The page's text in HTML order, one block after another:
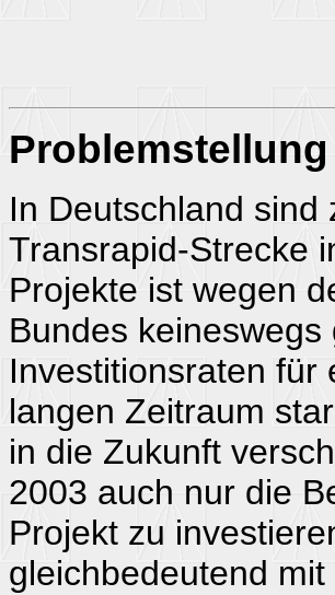
Problemstellung
In Deutschland
Transrapid-Strecke
Projekte ist wegen
Bundes
Investitionsraten für
langen Zeitraum
in die Zukunft
2003 auch nur die
Projekt zu
gleichbedeutend